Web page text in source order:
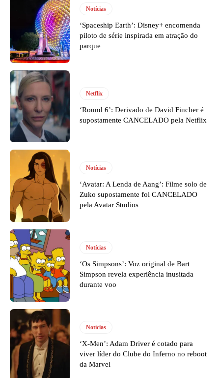
Notícias
‘Spaceship Earth’: Disney+ encomenda
piloto de série inspirada em atração do
parque
Netflix
‘Round 6’: Derivado de David Fincher é
supostamente CANCELADO pela Netflix
Notícias
‘Avatar: A Lenda de Aang’: Filme solo de
Zuko supostamente foi CANCELADO
pela Avatar Studios
Notícias
‘Os Simpsons’: Voz original de Bart
Simpson revela experiência inusitada
durante voo
Notícias
‘X-Men’: Adam Driver é cotado para
viver líder do Clube do Inferno no reboot
da Marvel